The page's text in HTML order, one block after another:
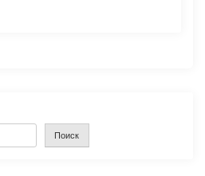
Поиск